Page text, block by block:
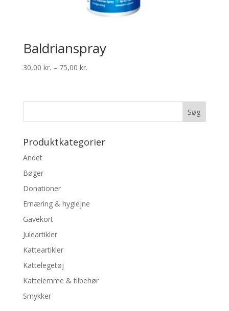
Baldrianspray
30,00 kr. – 75,00 kr.
75,00 kr.
Produktkategorier
Andet
Bøger
Donationer
Ernæring & hygiejne
Gavekort
Juleartikler
Katteartikler
Kattelegetøj
Kattelemme & tilbehør
Smykker